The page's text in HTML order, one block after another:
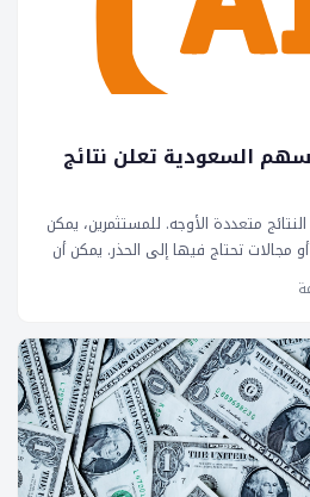
السعودية تعلن نتائج
متعددة الأوجه. للمستثمرين، يمكن
مجالات تحتاج فيها إلى الحذر. يمكن أن
يُظهره مؤشر تداول جميع الأسهم (__)،
مع استمرار نمو وتطور الاقتصاد